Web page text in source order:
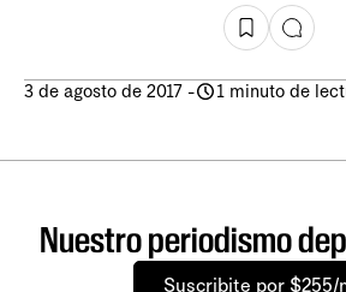
3 de agosto de 2017 - 1 minuto de
Nuestro periodismo
Suscribite por $255/